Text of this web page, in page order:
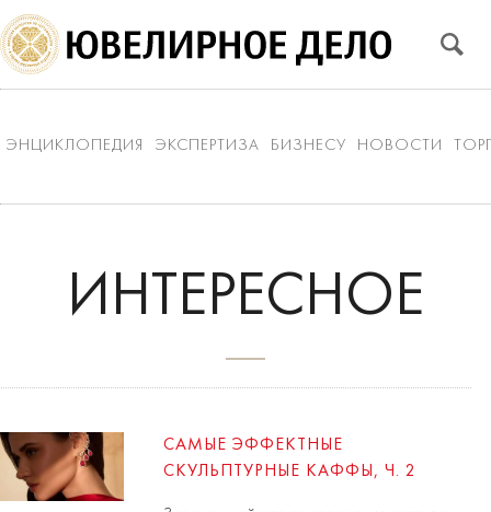
ЭНЦИКЛОПЕДИЯ ЭКСПЕРТИЗА БИЗНЕСУ НОВОСТИ
ИНТЕРЕСНОЕ
САМЫЕ ЭФФЕКТНЫЕ
СКУЛЬПТУРНЫЕ КАФФЫ, Ч. 2